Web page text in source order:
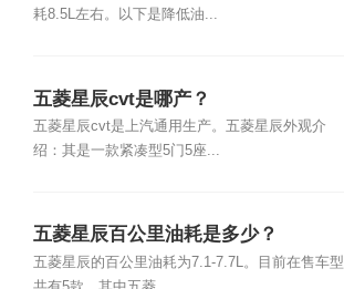
耗8.5L左右。以下是降低油...
五菱星辰cvt是哪产？
五菱星辰cvt是上汽通用生产。五菱星辰外观介
绍：其是一款紧凑型5门5座...
五菱星辰百公里油耗是多少？
五菱星辰的百公里油耗为7.1-7.7L。目前在售车型